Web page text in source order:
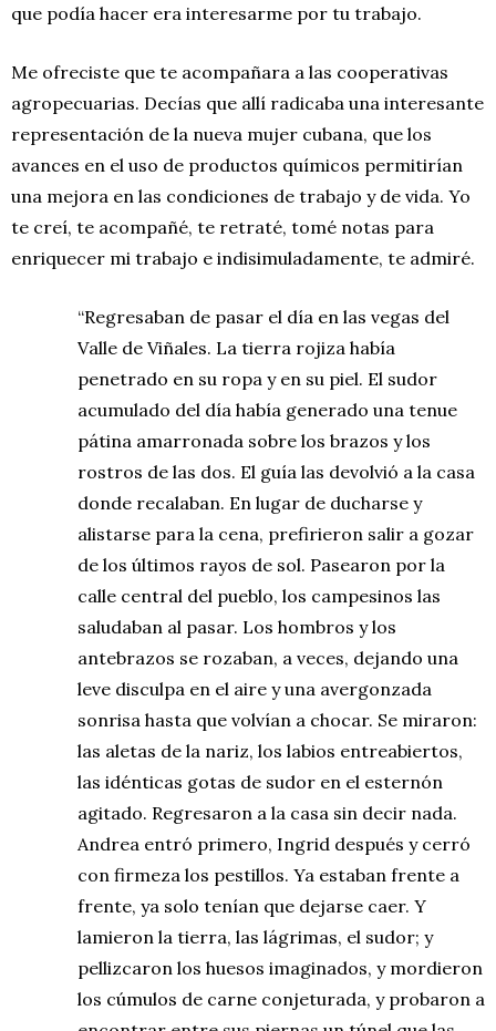
que podía hacer era interesarme por tu trabajo.
Me ofreciste que te acompañara a las cooperativas
agropecuarias. Decías que allí radicaba una interesante
representación de la nueva mujer cubana, que los
avances en el uso de productos químicos permitirían
una mejora en las condiciones de trabajo y de vida. Yo
te creí, te acompañé, te retraté, tomé notas para
enriquecer mi trabajo e indisimuladamente, te admiré.
“Regresaban de pasar el día en las vegas del
Valle de Viñales. La tierra rojiza había
penetrado en su ropa y en su piel. El sudor
acumulado del día había generado una tenue
pátina amarronada sobre los brazos y los
rostros de las dos. El guía las devolvió a la casa
donde recalaban. En lugar de ducharse y
alistarse para la cena, prefirieron salir a gozar
de los últimos rayos de sol. Pasearon por la
calle central del pueblo, los campesinos las
saludaban al pasar. Los hombros y los
antebrazos se rozaban, a veces, dejando una
leve disculpa en el aire y una avergonzada
sonrisa hasta que volvían a chocar. Se miraron:
las aletas de la nariz, los labios entreabiertos,
las idénticas gotas de sudor en el esternón
agitado. Regresaron a la casa sin decir nada.
Andrea entró primero, Ingrid después y cerró
con firmeza los pestillos. Ya estaban frente a
frente, ya solo tenían que dejarse caer. Y
lamieron la tierra, las lágrimas, el sudor; y
pellizcaron los huesos imaginados, y mordieron
los cúmulos de carne conjeturada, y probaron a